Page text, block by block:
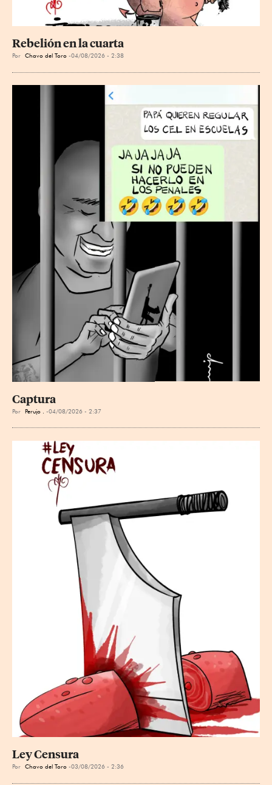
Rebelión en la cuarta
Por Chavo del Toro 04/08/2026 - 2:38
Captura
Por Perujo . 04/08/2026 - 2:37
Ley Censura
Por Chavo del Toro 03/08/2026 - 2:36